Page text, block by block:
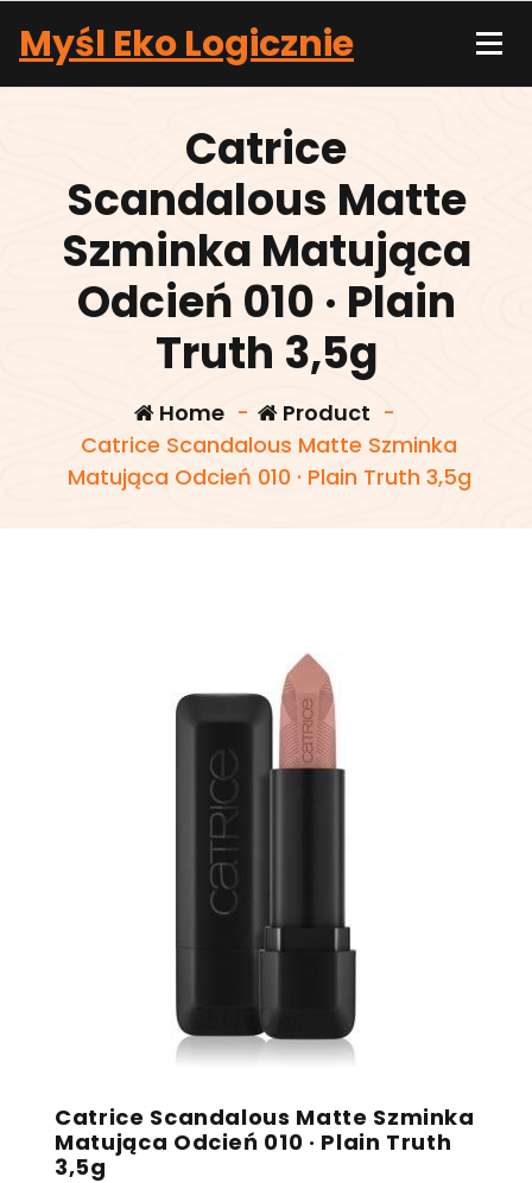
content
Myśl Eko Logicznie
Catrice
Scandalous Matte
Szminka Matująca
Odcień 010 · Plain
Truth 3,5g
Home- Product -
Catrice Scandalous Matte Szminka
Matująca Odcień 010 · Plain Truth 3,5g
Catrice Scandalous Matte Szminka
Matująca Odcień 010 · Plain Truth
3,5g